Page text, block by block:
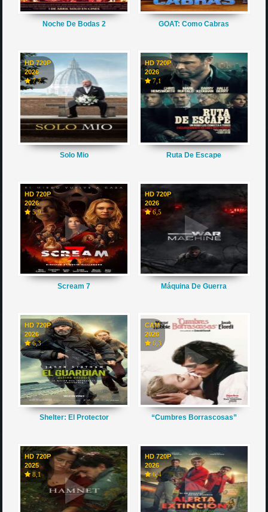
Noche De Bodas 2 GOAT: Como Cabras
HD 720P
2026
7,2
Solo Mio
HD 720P
2026
7,1
Ruta De Escape
HD 720P
2026
5,9
Scream 7
HD 720P
2026
6,5
Máquina De Guerra
HD 720P
2026
6,3
Shelter: El Protector
CAM
2026
6,3
“Cumbres Borrascosas”
HD 720P
2025
8,1
HD 720P
2026
6,4